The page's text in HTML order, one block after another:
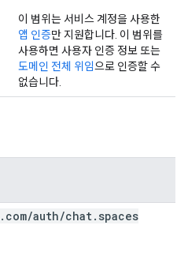
이 범위는 서비스 계정을 사용한
앱 인증만 지원합니다. 이 범위를
사용하면 사용자 인증 정보 또는
도메인 전체 위임으로 인증할 수
없습니다.
. com/auth/chat. spaces